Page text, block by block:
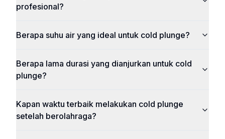
profesional?
Berapa suhu air yang ideal untuk cold plunge?
Berapa lama durasi yang dianjurkan untuk cold
plunge?
Kapan waktu terbaik melakukan cold plunge
setelah berolahraga?